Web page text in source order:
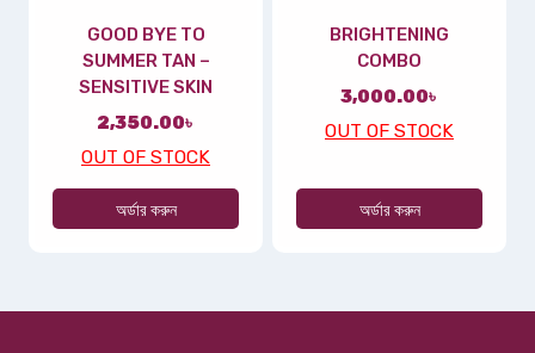
GOOD BYE TO
SUMMER TAN –
SENSITIVE SKIN
2,350.00৳
OUT OF STOCK
অর্ডার করুন
BRIGHTENING
COMBO
3,000.00৳
OUT OF STOCK
অর্ডার করুন